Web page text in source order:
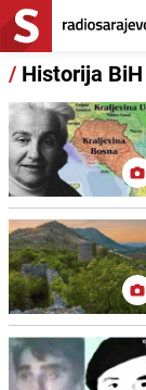
/ Historija BiH